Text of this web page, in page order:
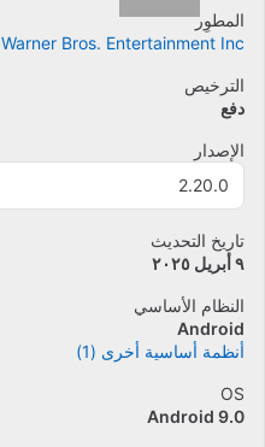
المطوِر
Warner Bros. Entertainment Inc.
الترخيص
دفع
الإصدار
2.20.0
تاريخ التحديث
٩ أبريل ٢٠٢٥
النظام الأساسي
Android
أنظمة أساسية أخرى (1)
OS
Android 9.0